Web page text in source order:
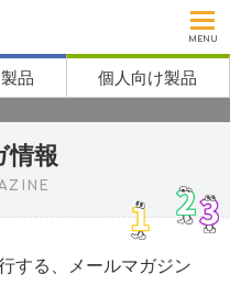
MENU
品 個人向け製品
情報
する、メールマガジン